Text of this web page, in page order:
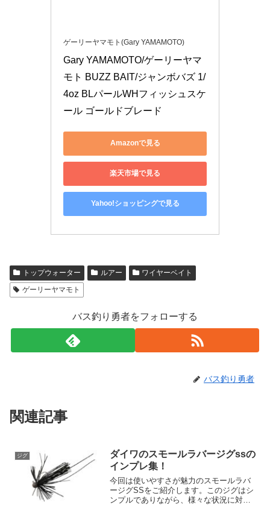
ゲーリーヤマモト(Gary YAMAMOTO)
Gary YAMAMOTO/ゲーリーヤマ
モト BUZZ BAIT/ジャンボバズ 1/
4oz BLパールWHフィッシュスケ
ール ゴールドブレード
Amazonで見る
楽天市場で見る
Yahoo!ショッピングで見る
トップウォーター ルアー
ワイヤーベイト
ゲーリーヤマモト
バス釣り勇者をフォローする
バス釣り勇者
関連記事
ジグ
ダイワのスモールラバージグssの
インプレ集！
今回は使いやすさが魅力のスモールラバ
ージグSSをご紹介します。このジグはシ
ンプルでありながら、様々な状況に対応